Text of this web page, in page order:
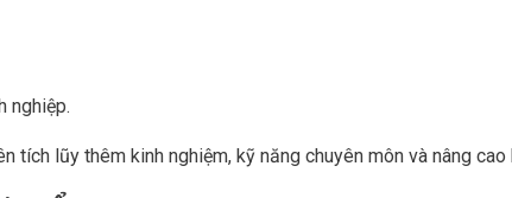
nghiệp.
lũy thêm kinh nghiệm, kỹ năng chuyên môn và nâng